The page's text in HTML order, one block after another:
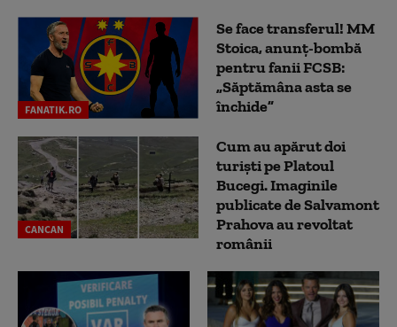
FANATIK.RO
Se face transferul! MM
Stoica, anunț-bombă
pentru fanii FCSB:
„Săptămâna asta se
închide”
CANCAN
Cum au apărut doi
turiști pe Platoul
Bucegi. Imaginile
publicate de Salvamont
Prahova au revoltat
românii